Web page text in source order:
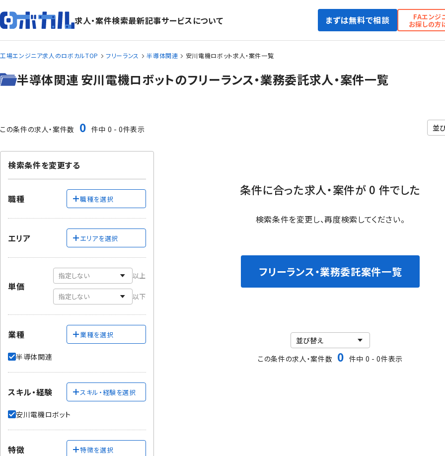
求人・案件検索最新記事サービスについて まずは無料で相談 FAエンジ
お探しの方
工場エンジニア求人のロボカルTOP フリーランス 半導体関連 安川電機ロボット求人・案件一覧
半導体関連 安川電機ロボットのフリーランス・業務委託求人・案件一覧
この条件の求人・案件数 0 件中 0 - 0件表示
条件に合った求人・案件が 0 件でした
検索条件を変更し、再度検索してください。
フリーランス・業務委託案件一覧
この条件の求人・案件数 0 件中 0 - 0件表示
検索条件を変更する
職種 職種を選択
エリア エリアを選択
単価
以上
以下
業種 業種を選択
半導体関連
スキル・経験 スキル・経験を選択
安川電機ロボット
特徴 特徴を選択